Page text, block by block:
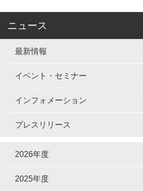
ニュース
最新情報
イベント・セミナー
インフォメーション
プレスリリース
2026年度
2025年度